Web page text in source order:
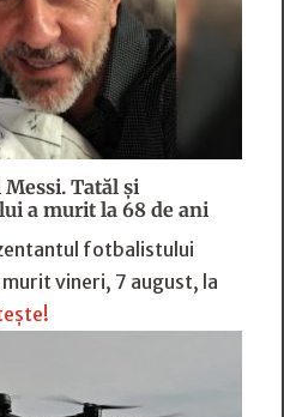
Tatăl și
a murit la 68 de ani
fotbalistului
vineri, 7 august, la